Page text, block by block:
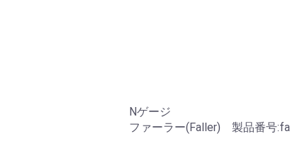
Nゲージ
ファーラー(Faller) 製品番号